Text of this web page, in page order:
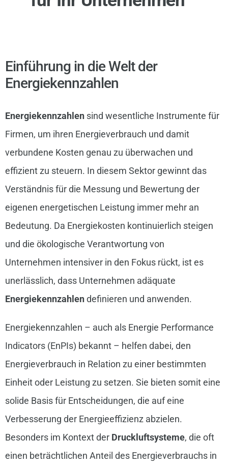
Einführung in die Welt der
Energiekennzahlen
Energiekennzahlensind wesentliche Instrumente für
Firmen, um ihren Energieverbrauch und damit
verbundene Kosten genau zu überwachen und
effizient zu steuern. In diesem Sektor gewinnt das
Verständnis für die Messung und Bewertung der
eigenen energetischen Leistung immer mehr an
Bedeutung. Da Energiekosten kontinuierlich steigen
und die ökologische Verantwortung von
Unternehmen intensiver in den Fokus rückt, ist es
unerlässlich, dass Unternehmen adäquate
Energiekennzahlendefinieren und anwenden.
Energiekennzahlen – auch als Energie Performance
Indicators (EnPIs) bekannt – helfen dabei, den
Energieverbrauch in Relation zu einer bestimmten
Einheit oder Leistung zu setzen. Sie bieten somit eine
solide Basis für Entscheidungen, die auf eine
Verbesserung der Energieeffizienz abzielen.
Besonders im Kontext der Druckluftsysteme, die oft
einen beträchtlichen Anteil des Energieverbrauchs in